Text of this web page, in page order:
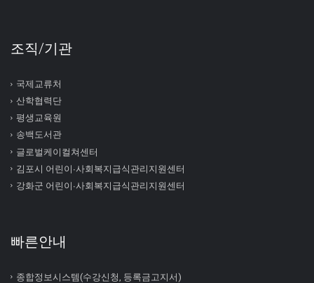
조직/기관
국제교류처
산학협력단
평생교육원
송백도서관
글로벌케이컬쳐센터
김포시 어린이∙사회복지급식관리지원센터
강화군 어린이∙사회복지급식관리지원센터
빠른안내
종합정보시스템(수강신청, 등록금고지서)